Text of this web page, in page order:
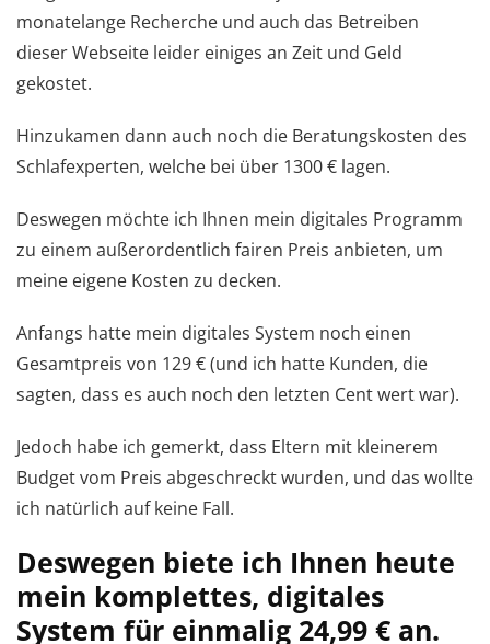
monatelange Recherche und auch das Betreiben
dieser Webseite leider einiges an Zeit und Geld
gekostet.
Hinzukamen dann auch noch die Beratungskosten des
Schlafexperten, welche bei über 1300 € lagen.
Deswegen möchte ich Ihnen mein digitales Programm
zu einem außerordentlich fairen Preis anbieten, um
meine eigene Kosten zu decken.
Anfangs hatte mein digitales System noch einen
Gesamtpreis von 129 € (und ich hatte Kunden, die
sagten, dass es auch noch den letzten Cent wert war).
Jedoch habe ich gemerkt, dass Eltern mit kleinerem
Budget vom Preis abgeschreckt wurden, und das wollte
ich natürlich auf keine Fall.
Deswegen biete ich Ihnen heute
mein komplettes, digitales
System für einmalig 24,99 € an.